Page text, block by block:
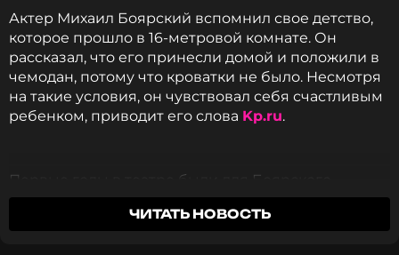
Актер Михаил Боярский вспомнил свое детство,
которое прошло в 16-метровой комнате. Он
рассказал, что его принесли домой и положили в
чемодан, потому что кроватки не было. Несмотря
на такие условия, он чувствовал себя счастливым
ребенком, приводит его слова Kp.ru.
Первые годы в театре были для Боярского
тяжелыми. Он участвовал во всех спектаклях. В
кино же дела пошли не сразу. Его пробовали
ЧИТАТЬ НОВОСТЬ